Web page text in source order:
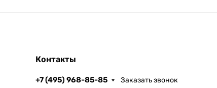
Контакты
+7 (495) 968-85-85 Заказать звонок